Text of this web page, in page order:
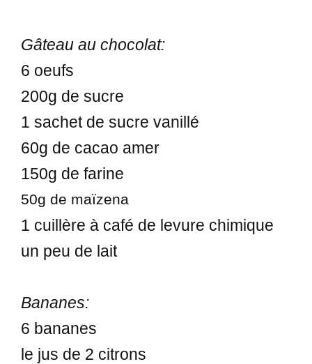
Gâteau au chocolat:
6 oeufs
200g de sucre
1 sachet de sucre vanillé
60g de cacao amer
150g de farine
50g de maïzena
1 cuillère à café de levure chimique
un peu de lait
Bananes:
6 bananes
le jus de 2 citrons